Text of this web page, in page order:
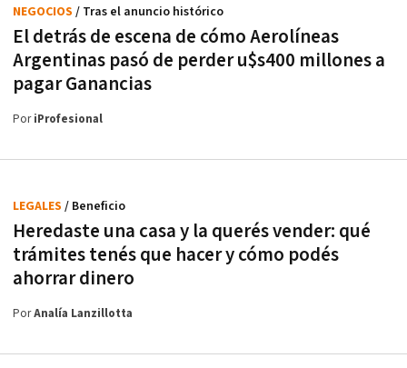
El detrás de escena de cómo Aerolíneas
Argentinas pasó de perder u$s400 millones a
pagar Ganancias
NEGOCIOS / Tras el anuncio histórico
PoriProfesional
Heredaste una casa y la querés vender: qué
trámites tenés que hacer y cómo podés
ahorrar dinero
LEGALES / Beneficio
PorAnalía Lanzillotta